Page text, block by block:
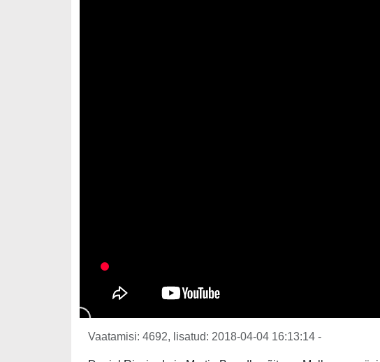
Vaatamisi: 4692, lisatud: 2018-04-04 16:13:14 -